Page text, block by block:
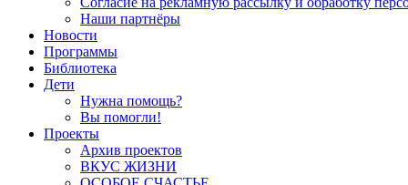
Наши партнёры
Новости
Программы
Библиотека
Дети
Нужна помощь?
Вы помогли!
Проекты
Архив проектов
ВКУС ЖИЗНИ